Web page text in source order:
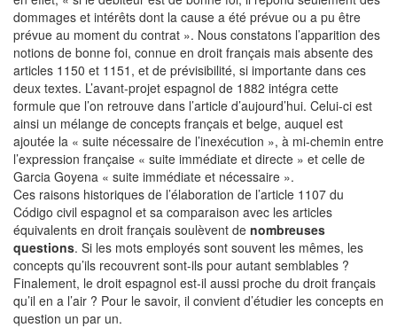
dommages et intérêts dont la cause a été prévue ou a pu être
prévue au moment du contrat ». Nous constatons l’apparition des
notions de bonne foi, connue en droit français mais absente des
articles 1150 et 1151, et de prévisibilité, si importante dans ces
deux textes. L’avant-projet espagnol de 1882 intégra cette
formule que l’on retrouve dans l’article d’aujourd’hui. Celui-ci est
ainsi un mélange de concepts français et belge, auquel est
ajoutée la « suite nécessaire de l’inexécution », à mi-chemin entre
l’expression française « suite immédiate et directe » et celle de
Garcia Goyena « suite immédiate et nécessaire ».
Ces raisons historiques de l’élaboration de l’article 1107 du
Código civil espagnol et sa comparaison avec les articles
équivalents en droit français soulèvent de nombreuses
questions. Si les mots employés sont souvent les mêmes, les
concepts qu’ils recouvrent sont-ils pour autant semblables ?
Finalement, le droit espagnol est-il aussi proche du droit français
qu’il en a l’air ? Pour le savoir, il convient d’étudier les concepts en
question un par un.